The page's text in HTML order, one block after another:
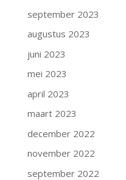
september 2023
augustus 2023
juni 2023
mei 2023
april 2023
maart 2023
december 2022
november 2022
september 2022